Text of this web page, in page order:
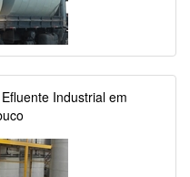
Industrial em